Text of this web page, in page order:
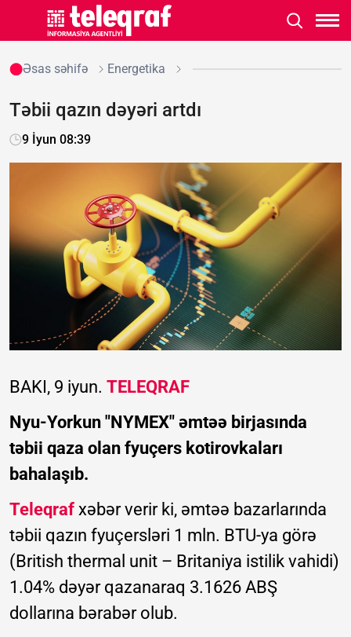
Əsas səhifə Energetika
Təbii qazın dəyəri artdı
9 İyun 08:39
BAKI, 9 iyun. TELEQRAF
Nyu-Yorkun "NYMEX" əmtəə birjasında
təbii qaza olan fyuçers kotirovkaları
bahalaşıb.
Teleqraf xəbər verir ki, əmtəə bazarlarında
təbii qazın fyuçersləri 1 mln. BTU-ya görə
(British thermal unit – Britaniya istilik vahidi)
1.04% dəyər qazanaraq 3.1626 ABŞ
dollarına bərabər olub.